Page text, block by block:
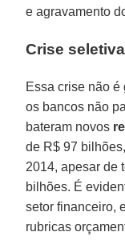
e agravamento
Crise seletiva
Essa crise não
os bancos não
bateram novos
de R$ 97
2014, apesar de
bilhões. É
setor financeiro,
rubricas